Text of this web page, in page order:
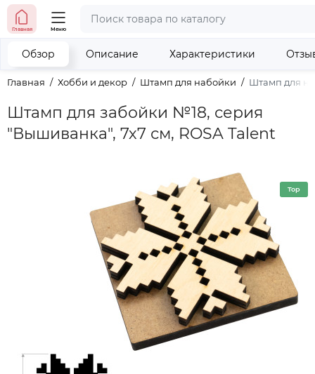
тел. (098) 673-42-06
наши контакты
Главная Меню
Главная Хобби и декор Штамп для набойки Штамп для
Штамп для забойки №18, серия
"Вышиванка", 7х7 см, ROSA Talent
Обзор Описание Характеристики
Top